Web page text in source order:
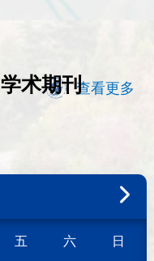
学术期刊查看更多
五 六 日